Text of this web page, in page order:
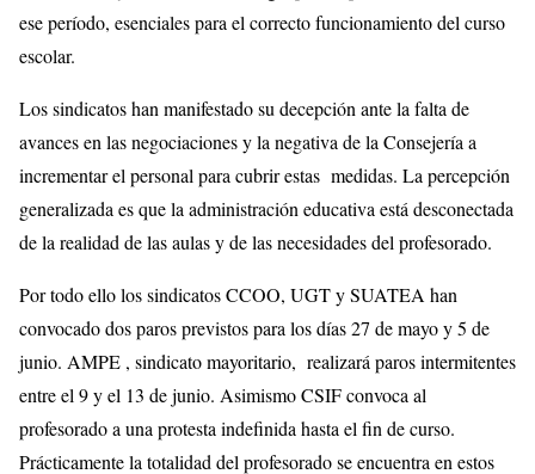
ese período, esenciales para el correcto funcionamiento del curso
escolar.
Los sindicatos han manifestado su decepción ante la falta de
avances en las negociaciones y la negativa de la Consejería a
incrementar el personal para cubrir estas medidas. La percepción
generalizada es que la administración educativa está desconectada
de la realidad de las aulas y de las necesidades del profesorado.
Por todo ello los sindicatos CCOO, UGT y SUATEA han
convocado dos paros previstos para los días 27 de mayo y 5 de
junio. AMPE , sindicato mayoritario, realizará paros intermitentes
entre el 9 y el 13 de junio. Asimismo CSIF convoca al
profesorado a una protesta indefinida hasta el fin de curso.
Prácticamente la totalidad del profesorado se encuentra en estos